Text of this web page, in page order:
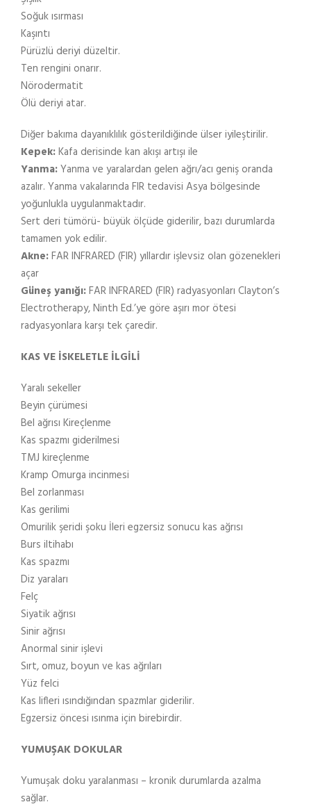
Soğuk ısırması
Kaşıntı
Pürüzlü deriyi düzeltir.
Ten rengini onarır.
Nörodermatit
Ölü deriyi atar.
Diğer bakıma dayanıklılık gösterildiğinde ülser iyileştirilir.
Kepek:Kafa derisinde kan akışı artışı ile
Yanma:Yanma ve yaralardan gelen ağrı/acı geniş oranda
azalır. Yanma vakalarında FIR tedavisi Asya bölgesinde
yoğunlukla uygulanmaktadır.
Sert deri tümörü- büyük ölçüde giderilir, bazı durumlarda
tamamen yok edilir.
Akne:FAR INFRARED (FIR) yıllardır işlevsiz olan gözenekleri
açar
Güneş yanığı:FAR INFRARED (FIR) radyasyonları Clayton’s
Electrotherapy, Ninth Ed.’ye göre aşırı mor ötesi
radyasyonlara karşı tek çaredir.
KAS VE İSKELETLE İLGİLİ
Yaralı sekeller
Beyin çürümesi
Bel ağrısı Kireçlenme
Kas spazmı giderilmesi
TMJ kireçlenme
Kramp Omurga incinmesi
Bel zorlanması
Kas gerilimi
Omurilik şeridi şoku İleri egzersiz sonucu kas ağrısı
Burs iltihabı
Kas spazmı
Diz yaraları
Felç
Siyatik ağrısı
Sinir ağrısı
Anormal sinir işlevi
Sırt, omuz, boyun ve kas ağrıları
Yüz felci
Kas lifleri ısındığından spazmlar giderilir.
Egzersiz öncesi ısınma için birebirdir.
YUMUŞAK DOKULAR
Yumuşak doku yaralanması – kronik durumlarda azalma
sağlar.